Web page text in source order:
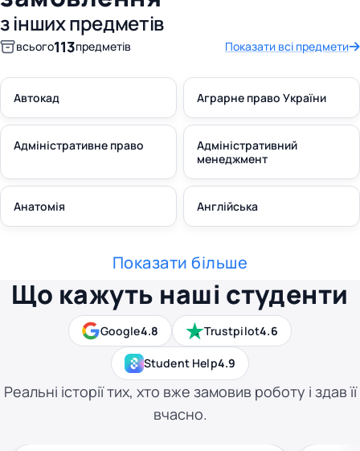
з інших предметів
всього113предметів Показати всі предмети
Автокад Аграрне право України
Адміністративне право
Адміністративний
менеджмент
Анатомія Англійська
Показати більше
Google4.8 Trustpilot4.6
Student Help4.9
Що кажуть наші студенти
Реальні історії тих, хто вже замовив роботу і здав її
вчасно.